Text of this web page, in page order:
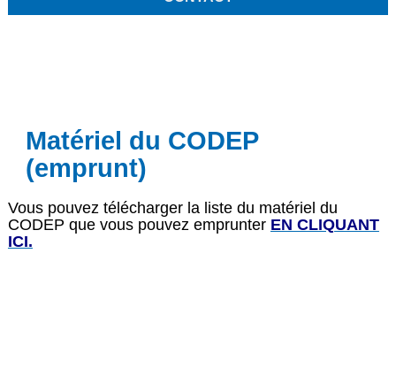
Matériel du CODEP
(emprunt)
Vous pouvez télécharger la liste du matériel du
CODEP que vous pouvez emprunter EN CLIQUANT
ICI.